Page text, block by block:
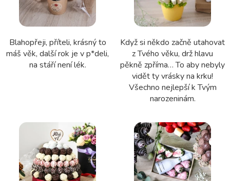
Blahopřeji, příteli, krásný to
máš věk, další rok je v p*deli,
na stáří není lék.
Když si někdo začně utahovat
z Tvého věku, drž hlavu
pěkně zpříma… To aby nebyly
vidět ty vrásky na krku!
Všechno nejlepší k Tvým
narozeninám.